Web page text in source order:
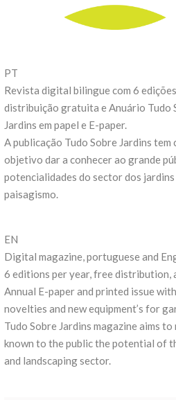
Bolos também
CONTINUE READING
PT
Revista digital bilingue com 6
distribuição gratuita e Anuário Tudo
Jardins em papel e E-paper.
A publicação Tudo Sobre Jardins tem
objetivo dar a conhecer ao grande
potencialidades do sector dos jardins
paisagismo.
EN
Digital magazine, portuguese and
6 editions per year, free distribution,
Annual E-paper and printed issue
novelties and new equipment’s for
Tudo Sobre Jardins magazine aims to
known to the public the potential of
and landscaping sector.